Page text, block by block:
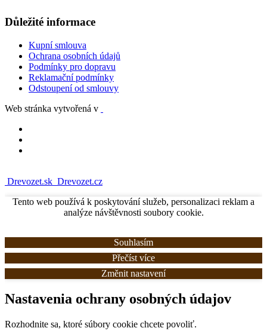
Důležité informace
Kupní smlouva
Ochrana osobních údajů
Podmínky pro dopravu
Reklamační podmínky
Odstoupení od smlouvy
Web stránka vytvořená v
Drevozet.sk Drevozet.cz
Tento web používá k poskytování služeb, personalizaci reklam a
analýze návštěvnosti soubory cookie.
Souhlasím
Přečíst více
Změnit nastavení
Nastavenia ochrany osobných údajov
Rozhodnite sa, ktoré súbory cookie chcete povoliť.